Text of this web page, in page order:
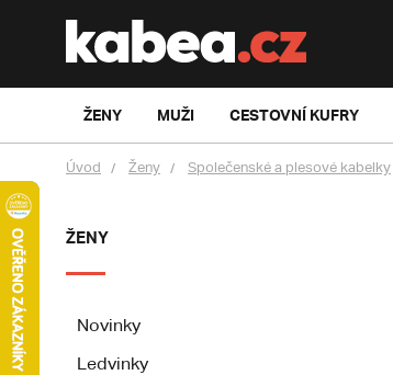
ŽENY MUŽI CESTOVNÍ KUFRY
Úvod Ženy Společenské a plesové kabelky
ŽENY
Novinky
Ledvinky